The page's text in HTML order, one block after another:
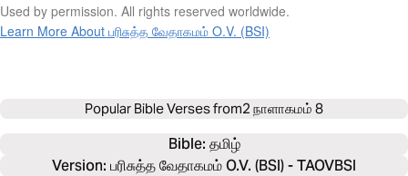
Used by permission. All rights reserved worldwide.
Learn More About பரிசுத்த வேதாகமம் O.V. (BSI)
Popular Bible Verses from2 நாளாகமம் 8
Bible: தமிழ்
Version: பரிசுத்த வேதாகமம் O.V. (BSI) - TAOVBSI